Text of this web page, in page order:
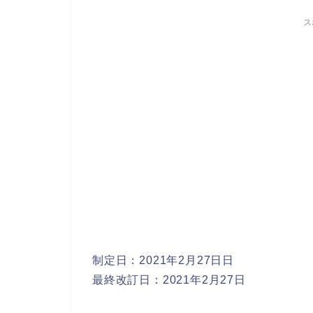
制定日：2021年2月27日日
最終改訂日：2021年2月27日